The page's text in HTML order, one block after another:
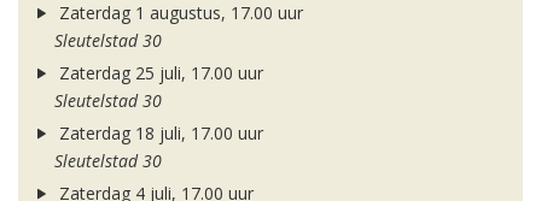
Zaterdag 1 augustus, 17.00 uur
Sleutelstad 30
Zaterdag 25 juli, 17.00 uur
Sleutelstad 30
Zaterdag 18 juli, 17.00 uur
Sleutelstad 30
Zaterdag 4 juli, 17.00 uur